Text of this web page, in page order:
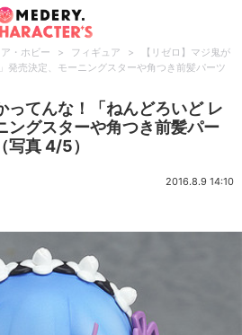
・ホビー > フィギュア >
【リゼロ】マジ鬼が
発売決定、モーニングスターや角つき前髪パーツ
ってんな！「ねんどろいど レ
ングスターや角つき前髪パー
写真 4/5）
2016.8.9 14:10